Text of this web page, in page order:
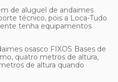
de aluguel de andaimes
técnico, pois a Loca-Tudo
tenha equipamentos
osasco FIXOS Bases de
quatro metros de altura,
de altura quando